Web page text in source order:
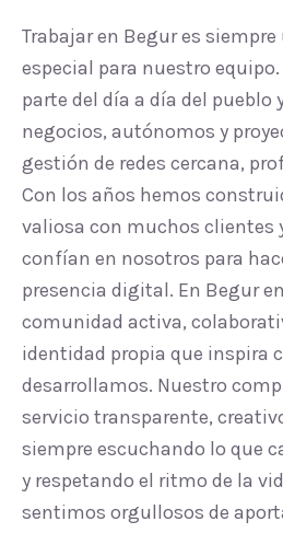
Trabajar en Begur es
especial para nuestro
parte del día a día del pueblo
negocios, autónomos y
gestión de redes cercana,
Con los años hemos
valiosa con muchos clientes
confían en nosotros para
presencia digital. En Begur
comunidad activa,
identidad propia que inspira
desarrollamos. Nuestro
servicio transparente,
siempre escuchando lo que
y respetando el ritmo de la
sentimos orgullosos de